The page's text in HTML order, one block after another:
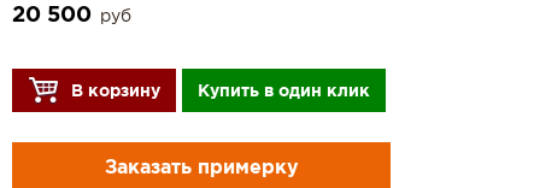
20 500 руб
В корзину Купить в один клик
Заказать примерку